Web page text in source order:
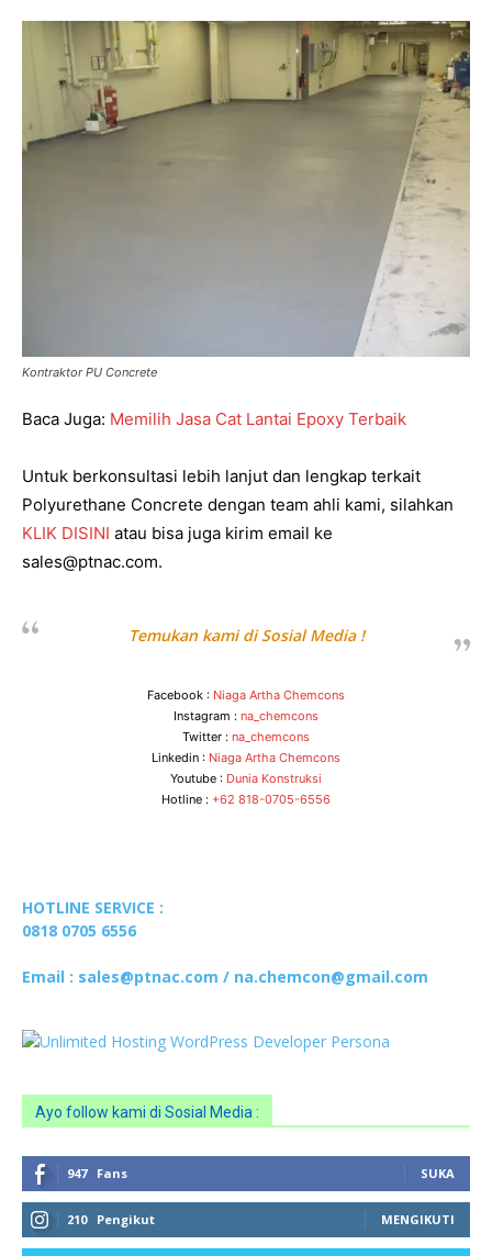
Kontraktor PU Concrete
Baca Juga: Memilih Jasa Cat Lantai Epoxy Terbaik
Untuk berkonsultasi lebih lanjut dan lengkap terkait
Polyurethane Concrete dengan team ahli kami, silahkan
KLIK DISINI atau bisa juga kirim email ke
sales@ptnac.com.
Temukan kami di Sosial Media !
Facebook : Niaga Artha Chemcons
Instagram : na_chemcons
Twitter : na_chemcons
Linkedin : Niaga Artha Chemcons
Youtube : Dunia Konstruksi
Hotline : +62 818-0705-6556
Ayo follow kami di Sosial Media :
947 Fans SUKA
210 Pengikut MENGIKUTI